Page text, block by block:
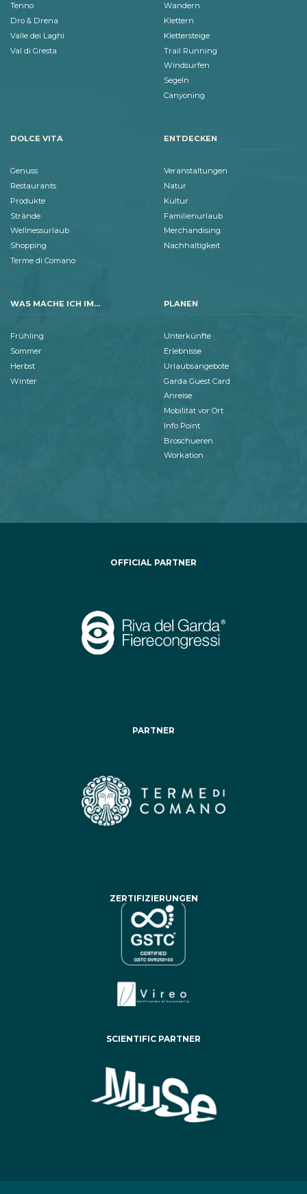
Tenno
Dro & Drena
Valle dei Laghi
Val di Gresta
Wandern
Klettern
Klettersteige
Trail Running
Windsurfen
Segeln
Canyoning
DOLCE VITA
Genuss
Restaurants
Produkte
Strände
Wellnessurlaub
Shopping
Terme di Comano
ENTDECKEN
Veranstaltungen
Natur
Kultur
Familienurlaub
Merchandising
Nachhaltigkeit
WAS MACHE ICH IM...
Frühling
Sommer
Herbst
Winter
PLANEN
Unterkünfte
Erlebnisse
Urlaubsangebote
Garda Guest Card
Anreise
Mobilität vor Ort
Info Point
Broschueren
Workation
OFFICIAL PARTNER
PARTNER
ZERTIFIZIERUNGEN
SCIENTIFIC PARTNER